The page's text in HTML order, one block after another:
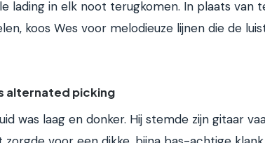
lading in elk noot terugkomen. In plaats van
koos Wes voor melodieuze lijnen die de
alternated picking
was laag en donker. Hij stemde zijn gitaar